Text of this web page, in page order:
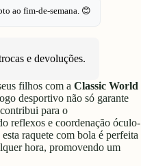
ao fim-de-semana. 😊
e devoluções.
filhos com a Classic World
desportivo não só garante
para o
reflexos e coordenação óculo-
raquete com bola é perfeita
hora, promovendo um